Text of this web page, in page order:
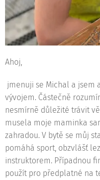
Ahoj,
jmenuji se Michal a jsem
vývojem. Částečně
nesmírně důležité trávit
musela moje maminka
zahradou. V bytě se můj
pomáhá sport, obzvlášť
instruktorem. Případnou
použít pro předplatné na